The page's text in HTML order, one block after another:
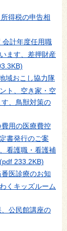
得税の申告相
計年度任用職
ます、差押財産
域おこし協力隊
ト、空き家・空
、鳥獣対策の
用の医療費控
書発行のご案
看護職・看護補
(pdf 233.2KB)
医診療のお知
くキッズルーム
公民館講座の